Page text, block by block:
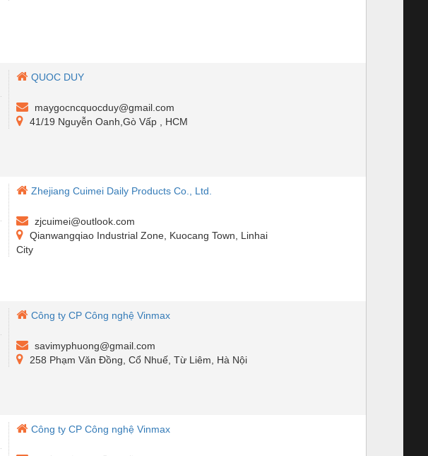
QUOC DUY
maygocncquocduy@gmail.com
41/19 Nguyễn Oanh,Gò Vấp , HCM
Zhejiang Cuimei Daily Products Co., Ltd.
zjcuimei@outlook.com
Qianwangqiao Industrial Zone, Kuocang Town, Linhai
City
Công ty CP Công nghệ Vinmax
savimyphuong@gmail.com
258 Phạm Văn Đồng, Cổ Nhuế, Từ Liêm, Hà Nội
Công ty CP Công nghệ Vinmax